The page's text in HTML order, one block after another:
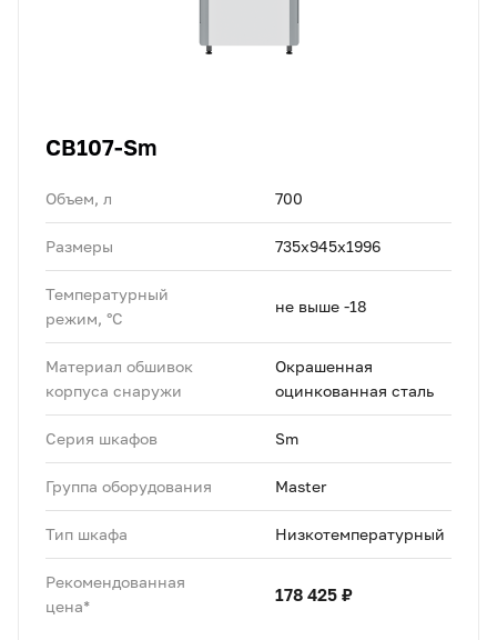
CB107-Sm
Объем, л 700
Размеры 735х945х1996
Температурный
режим, °C
не выше -18
Материал обшивок
корпуса снаружи
Окрашенная
оцинкованная сталь
Серия шкафов Sm
Группа оборудования Master
Тип шкафа Низкотемпературный
Рекомендованная
цена*
178 425 ₽